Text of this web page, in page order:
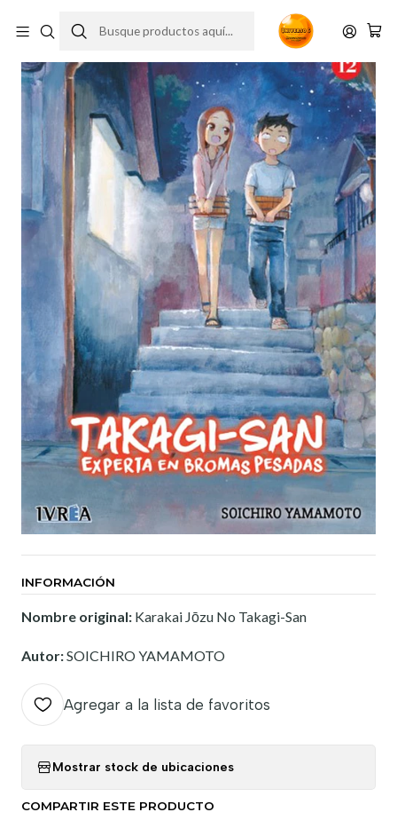
INFORMACIÓN
Nombre original: Karakai Jōzu No Takagi-San
Autor:SOICHIRO YAMAMOTO
Agregar a la lista de favoritos
Mostrar stock de ubicaciones
COMPARTIR ESTE PRODUCTO